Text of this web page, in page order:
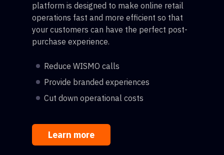
platform is designed to make online retail
operations fast and more efficient so that
your customers can have the perfect post-
purchase experience.
Reduce WISMO calls
Provide branded experiences
Cut down operational costs
Learn more